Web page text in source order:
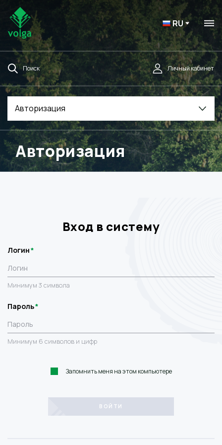
RU
Поиск Личный кабинет
Авторизация
Авторизация
Вход в систему
Логин
Минимум 3 символа
Пароль
Минимум 6 символов и цифр
Запомнить меня на этом компьютере